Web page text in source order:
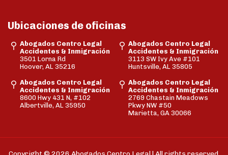
Ubicaciones de oficinas
Abogados Centro Legal
Accidentes & Inmigración
3501 Lorna Rd
Hoover, AL 35216
Abogados Centro Legal
Accidentes & Inmigración
3113 SW Ivy Ave #101
Huntsville, AL 35805
Abogados Centro Legal
Accidentes & Inmigración
8600 Hwy 431 N, #102
Albertville, AL 35950
Abogados Centro Legal
Accidentes & Inmigración
2769 Chastain Meadows
Pkwy NW #50
Marietta, GA 30066